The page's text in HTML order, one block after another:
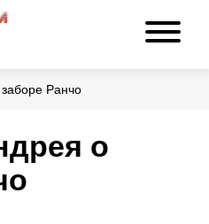
Ранчо
о